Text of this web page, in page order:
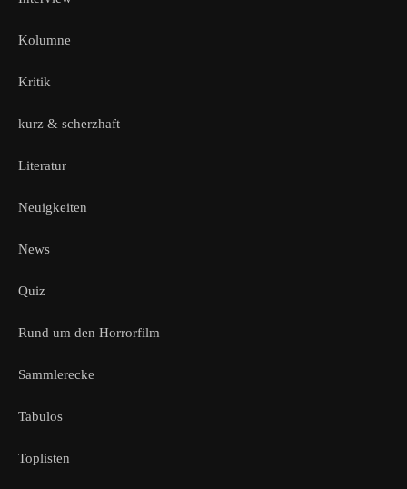
Kolumne
Kritik
kurz & scherzhaft
Literatur
Neuigkeiten
News
Quiz
Rund um den Horrorfilm
Sammlerecke
Tabulos
Toplisten